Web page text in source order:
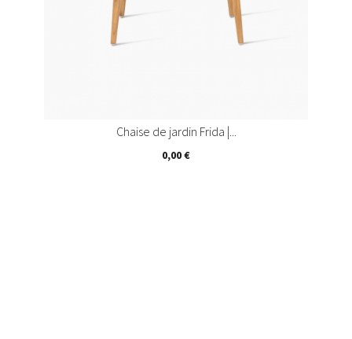
Chaise de jardin Frida |...
Prix
0,00 €